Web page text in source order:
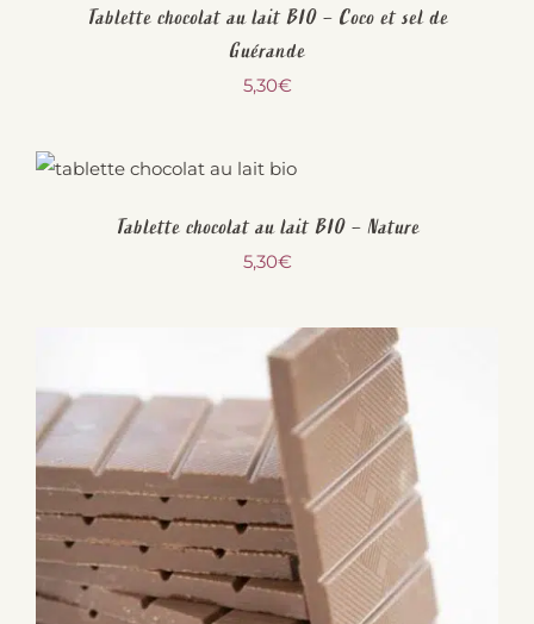
Tablette chocolat au lait BIO – Coco et sel de
Guérande
5,30€
Tablette chocolat au lait BIO – Nature
5,30€